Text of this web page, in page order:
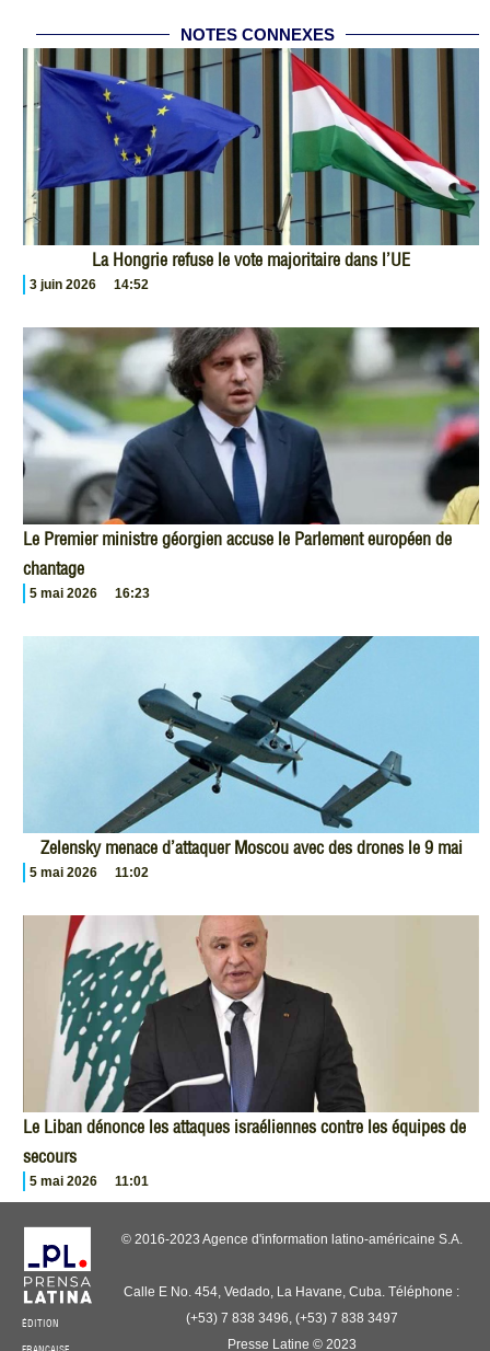
NOTES CONNEXES
La Hongrie refuse le vote majoritaire dans l’UE
3 juin 2026 14:52
Le Premier ministre géorgien accuse le Parlement européen de
chantage
5 mai 2026 16:23
Zelensky menace d’attaquer Moscou avec des drones le 9 mai
5 mai 2026 11:02
Le Liban dénonce les attaques israéliennes contre les équipes de
secours
5 mai 2026 11:01
ÉDITION
© 2016-2023 Agence d'information latino-américaine S.A.
Calle E No. 454, Vedado, La Havane, Cuba. Téléphone :
(+53) 7 838 3496, (+53) 7 838 3497
Presse Latine © 2023